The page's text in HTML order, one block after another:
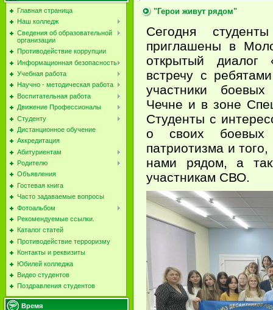
Главная страница
Наш колледж
Сведения об образовательной
организации
Противодействие коррупции
Информационная безопасность
Учебная работа
Научно - методическая работа
Воспитательная работа
Движение Профессионалы
Студенту
Дистанционное обучение
Аккредитация
Абитуриентам
Родителю
Объявления
Гостевая книга
Часто задаваемые вопросы
Фотоальбом
Рекомендуемые ссылки.
Каталог статей
Противодействие терроризму
Контакты и реквизиты
Юбилей колледжа
Видео студентов
Поздравления студентов
Время
"Герои живут рядом"
Сегодня
приглашены в
открытый
встречу с
участники
Чечне и в зоне
Студенты с
о своих боевых
патриотизма и
нами рядом, а
участникам СВО.